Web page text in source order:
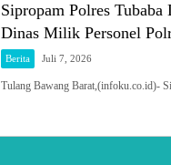
Sipropam Polres
Dinas Milik Personel
Berita Juli 7, 2026
Tulang Bawang Barat,(infoku.co.id)-